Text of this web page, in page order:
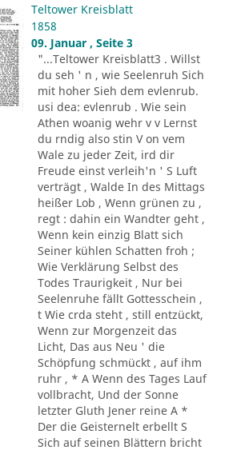
Teltower Kreisblatt
1858
09. Januar , Seite 3
"...Teltower Kreisblatt3 . Willst
du seh ' n , wie Seelenruh Sich
mit hoher Sieh dem evlenrub.
usi dea: evlenrub . Wie sein
Athen woanig wehr v v Lernst
du rndig also stin V on vem
Wale zu jeder Zeit, ird dir
Freude einst verleih'n ' S Luft
verträgt , Walde In des Mittags
heißer Lob , Wenn grünen zu ,
regt : dahin ein Wandter geht ,
Wenn kein einzig Blatt sich
Seiner kühlen Schatten froh ;
Wie Verklärung Selbst des
Todes Traurigkeit , Nur bei
Seelenruhe fällt Gottesschein ,
t Wie crda steht , still entzückt,
Wenn zur Morgenzeit das
Licht, Das aus Neu ' die
Schöpfung schmückt , auf ihm
ruhr , * A Wenn des Tages Lauf
vollbracht, Und der Sonne
letzter Gluth Jener reine A *
Der die Geisternelt erbellt S
Sich auf seinen Blättern bricht